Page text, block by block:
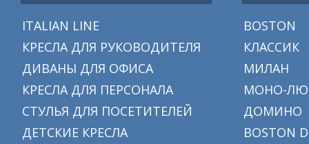
ITALIAN LINE
КРЕСЛА ДЛЯ РУКОВОДИТЕЛЯ
ДИВАНЫ ДЛЯ ОФИСА
КРЕСЛА ДЛЯ ПЕРСОНАЛА
СТУЛЬЯ ДЛЯ ПОСЕТИТЕЛЕЙ
ДЕТСКИЕ КРЕСЛА
BOSTON
КЛАССИК
МИЛАН
МОНО-
ДОМИНО
BOSTON